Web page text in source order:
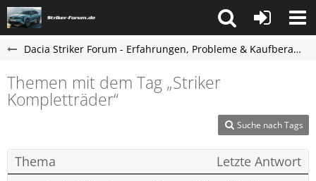
Dacia Striker Forum - Erfahrungen, Probleme & Kaufberatung
Themen mit dem Tag „Striker
Kompletträder“
Suche nach Tags
Thema Letzte Antwort